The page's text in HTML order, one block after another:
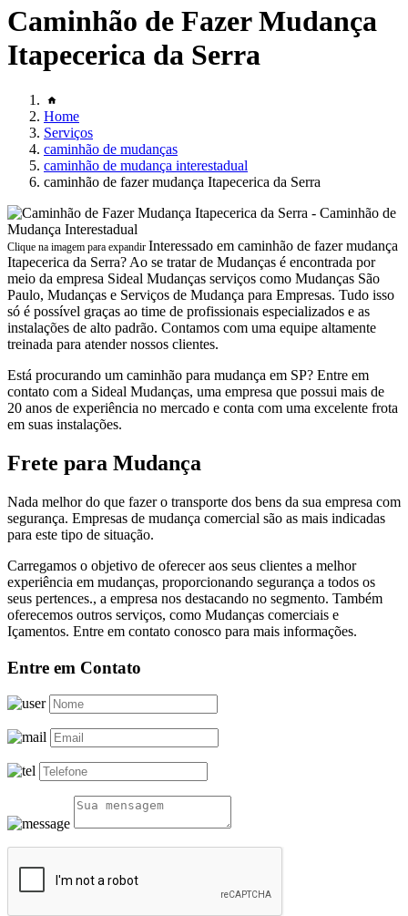
Caminhão de Fazer Mudança
Itapecerica da Serra
Home
Serviços
caminhão de mudanças
caminhão de mudança interestadual
caminhão de fazer mudança Itapecerica da Serra
Clique na imagem para expandir Interessado em caminhão de fazer mudança
Itapecerica da Serra? Ao se tratar de Mudanças é encontrada por
meio da empresa Sideal Mudanças serviços como Mudanças São
Paulo, Mudanças e Serviços de Mudança para Empresas. Tudo isso
só é possível graças ao time de profissionais especializados e as
instalações de alto padrão. Contamos com uma equipe altamente
treinada para atender nossos clientes.
Está procurando um caminhão para mudança em SP? Entre em
contato com a Sideal Mudanças, uma empresa que possui mais de
20 anos de experiência no mercado e conta com uma excelente frota
em suas instalações.
Frete para Mudança
Nada melhor do que fazer o transporte dos bens da sua empresa com
segurança. Empresas de mudança comercial são as mais indicadas
para este tipo de situação.
Carregamos o objetivo de oferecer aos seus clientes a melhor
experiência em mudanças, proporcionando segurança a todos os
seus pertences., a empresa nos destacando no segmento. Também
oferecemos outros serviços, como Mudanças comerciais e
Içamentos. Entre em contato conosco para mais informações.
Entre em Contato